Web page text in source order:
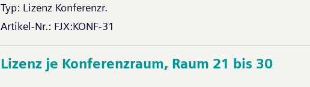
Typ: Lizenz Konferenzr.
Artikel-Nr.: FJX:KONF-31
Lizenz je Konferenzraum, Raum 21 bis 30